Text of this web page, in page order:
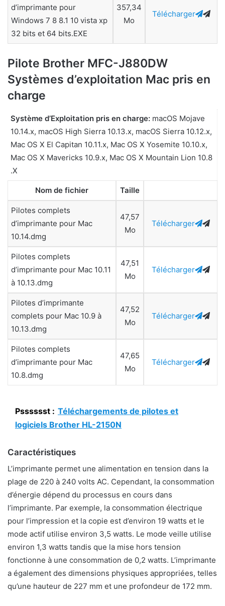
d’imprimante pour
Windows 7 8 8.1 10 vista xp
32 bits et 64 bits.EXE
357,34
Mo
Télécharger
Pilote Brother MFC-J880DW
Systèmes d’exploitation Mac pris en
charge
Système d’Exploitation pris en charge: macOS Mojave
10.14.x, macOS High Sierra 10.13.x, macOS Sierra 10.12.x,
Mac OS X El Capitan 10.11.x, Mac OS X Yosemite 10.10.x,
Mac OS X Mavericks 10.9.x, Mac OS X Mountain Lion 10.8
.X
Nom de fichier Taille
Pilotes complets
d’imprimante pour Mac
10.14.dmg
47,57
Mo
Télécharger
Pilotes complets
d’imprimante pour Mac 10.11
à 10.13.dmg
47,51
Mo
Télécharger
Pilotes d’imprimante
complets pour Mac 10.9 à
10.13.dmg
47,52
Mo
Télécharger
Pilotes complets
d’imprimante pour Mac
10.8.dmg
47,65
Mo
Télécharger
Psssssst : Téléchargements de pilotes et
logiciels Brother HL-2150N
Caractéristiques
L’imprimante permet une alimentation en tension dans la
plage de 220 à 240 volts AC. Cependant, la consommation
d’énergie dépend du processus en cours dans
l’imprimante. Par exemple, la consommation électrique
pour l’impression et la copie est d’environ 19 watts et le
mode actif utilise environ 3,5 watts. Le mode veille utilise
environ 1,3 watts tandis que la mise hors tension
fonctionne à une consommation de 0,2 watts. L’imprimante
a également des dimensions physiques appropriées, telles
qu’une hauteur de 227 mm et une profondeur de 172 mm.